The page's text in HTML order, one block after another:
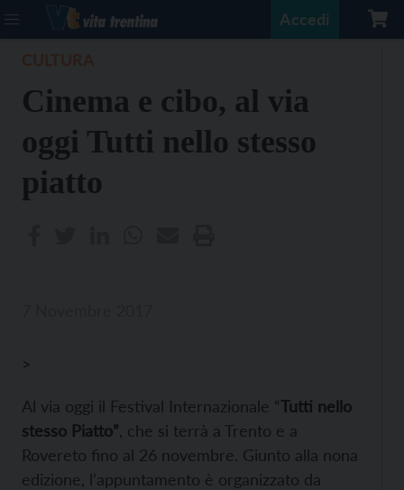
Accedi
Cinema e cibo, al via
oggi Tutti nello stesso
piatto
>
Al via oggi il Festival Internazionale “Tutti nello
stesso Piatto” , che si terrà a Trento e a
Rovereto fino al 26 novembre. Giunto alla nona
edizione, l’appuntamento è organizzato da